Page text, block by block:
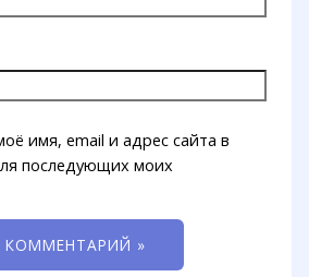
имя, email и адрес сайта в
последующих моих